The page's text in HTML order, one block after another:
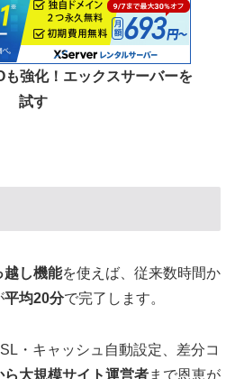
強化！エックスサーバーを
試す
越し機能を使えば、従来数時間か
平均20分で完了します。
・キャッシュ自動設定、差分コ
ら大規模サイト運営者まで恩恵が